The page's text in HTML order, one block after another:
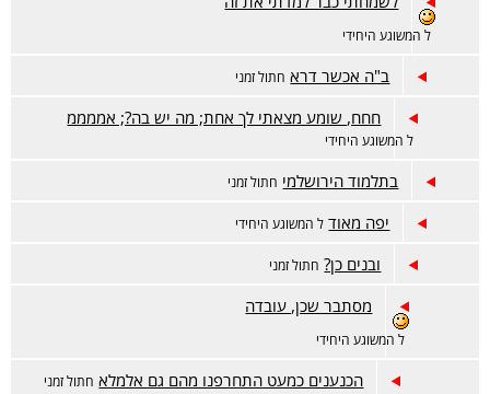
ל המשוגע היחידי
ב"ה אכשר דרא חתול זמני
חחח, שומע מצאתי לך אחת; מה יש בה?; אממממ
ל המשוגע היחידי
בתלמוד הירושלמי חתול זמני
יפה מאוד ל המשוגע היחידי
ובנים כן? חתול זמני
מסתבר שכן, עובדה
ל המשוגע היחידי
הכנענים כמעט התחרפנו מהם גם אלמלא חתול זמני